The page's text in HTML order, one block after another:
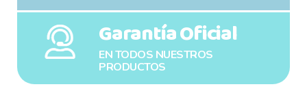
Garantía Oficial
EN TODOS NUESTROS
PRODUCTOS